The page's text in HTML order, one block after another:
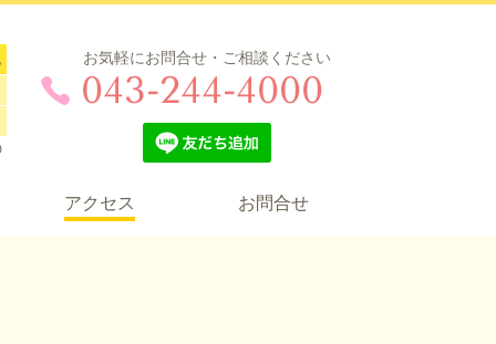
お気軽にお問合せ・ご相談ください
043-244-4000
アクセス お問合せ